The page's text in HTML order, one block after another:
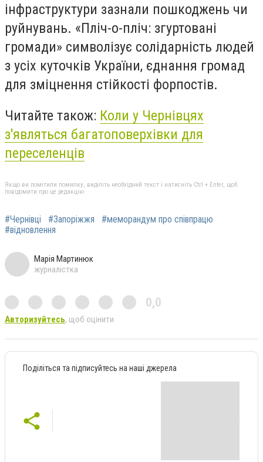
інфраструктури зазнали пошкоджень чи
руйнувань. «Пліч-о-пліч: згуртовані
громади» символізує солідарність людей
з усіх куточків України, єднання громад
для зміцнення стійкості форпостів.
Читайте також: Коли у Чернівцях
з'являться багатоповерхівки для
переселенців
Якщо ви помітили помилку, виділіть необхідний текст і натисніть Ctrl + Enter, щоб
повідомити про це редакцію
#Чернівці #Запоріжжя
#меморандум про співпрацю
#відновлення
Марія Мартинюк
журналістка
0,0
Авторизуйтесь, щоб оцінити
Поділіться та підписуйтесь на наші джерела